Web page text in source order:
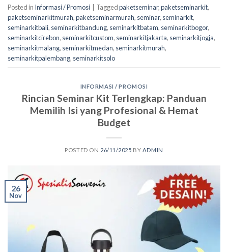
Posted in Informasi / Promosi Taggedpaketseminar,paketseminarkit,
paketseminarkitmurah,paketseminarmurah, seminar, seminarkit,
seminarkitbali, seminarkitbandung, seminarkitbatam, seminarkitbogor,
seminarkitcirebon, seminarkitcustom, seminarkitjakarta, seminarkitjogja,
seminarkitmalang, seminarkitmedan, seminarkitmurah,
seminarkitpalembang, seminarkitsolo
INFORMASI / PROMOSI
Rincian Seminar Kit Terlengkap: Panduan
Memilih Isi yang Profesional & Hemat
Budget
POSTED ON 26/11/2025 BY ADMIN
26
Nov